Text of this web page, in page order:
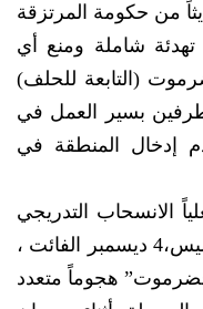
من حكومة المرتزقة
شاملة ومنع أي
(التابعة للحلف)
بسير العمل في
إدخال المنطقة في
الانسحاب التدريجي
التزاماً بالاتفاق، لكن في صباح الخميس،4 ديسمبر الفائت ،
هجوماً متعدد